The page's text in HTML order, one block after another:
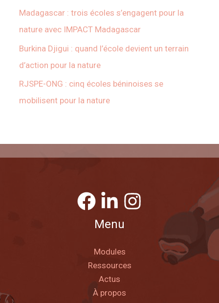
Madagascar : trois écoles s’engagent pour la
nature avec IMPACT Madagascar
Burkina Djigui : quand l’école devient un terrain
d’action pour la nature
RJSPE-ONG : cinq écoles béninoises se
mobilisent pour la nature
Menu
Modules
Ressources
Actus
À propos